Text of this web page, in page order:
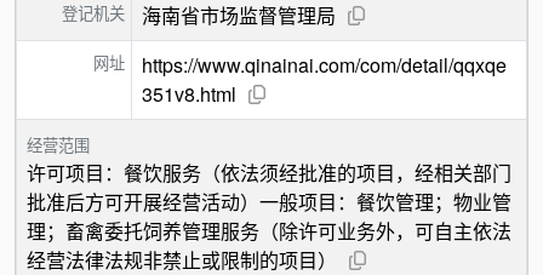
登记机关 海南省市场监督管理局
网址
https://www.qinainai.com/com/detail/qqxqe
351v8.html
经营范围
许可项目：餐饮服务（依法须经批准的项目，经相关部门
批准后方可开展经营活动）一般项目：餐饮管理；物业管
理；畜禽委托饲养管理服务（除许可业务外，可自主依法
经营法律法规非禁止或限制的项目）